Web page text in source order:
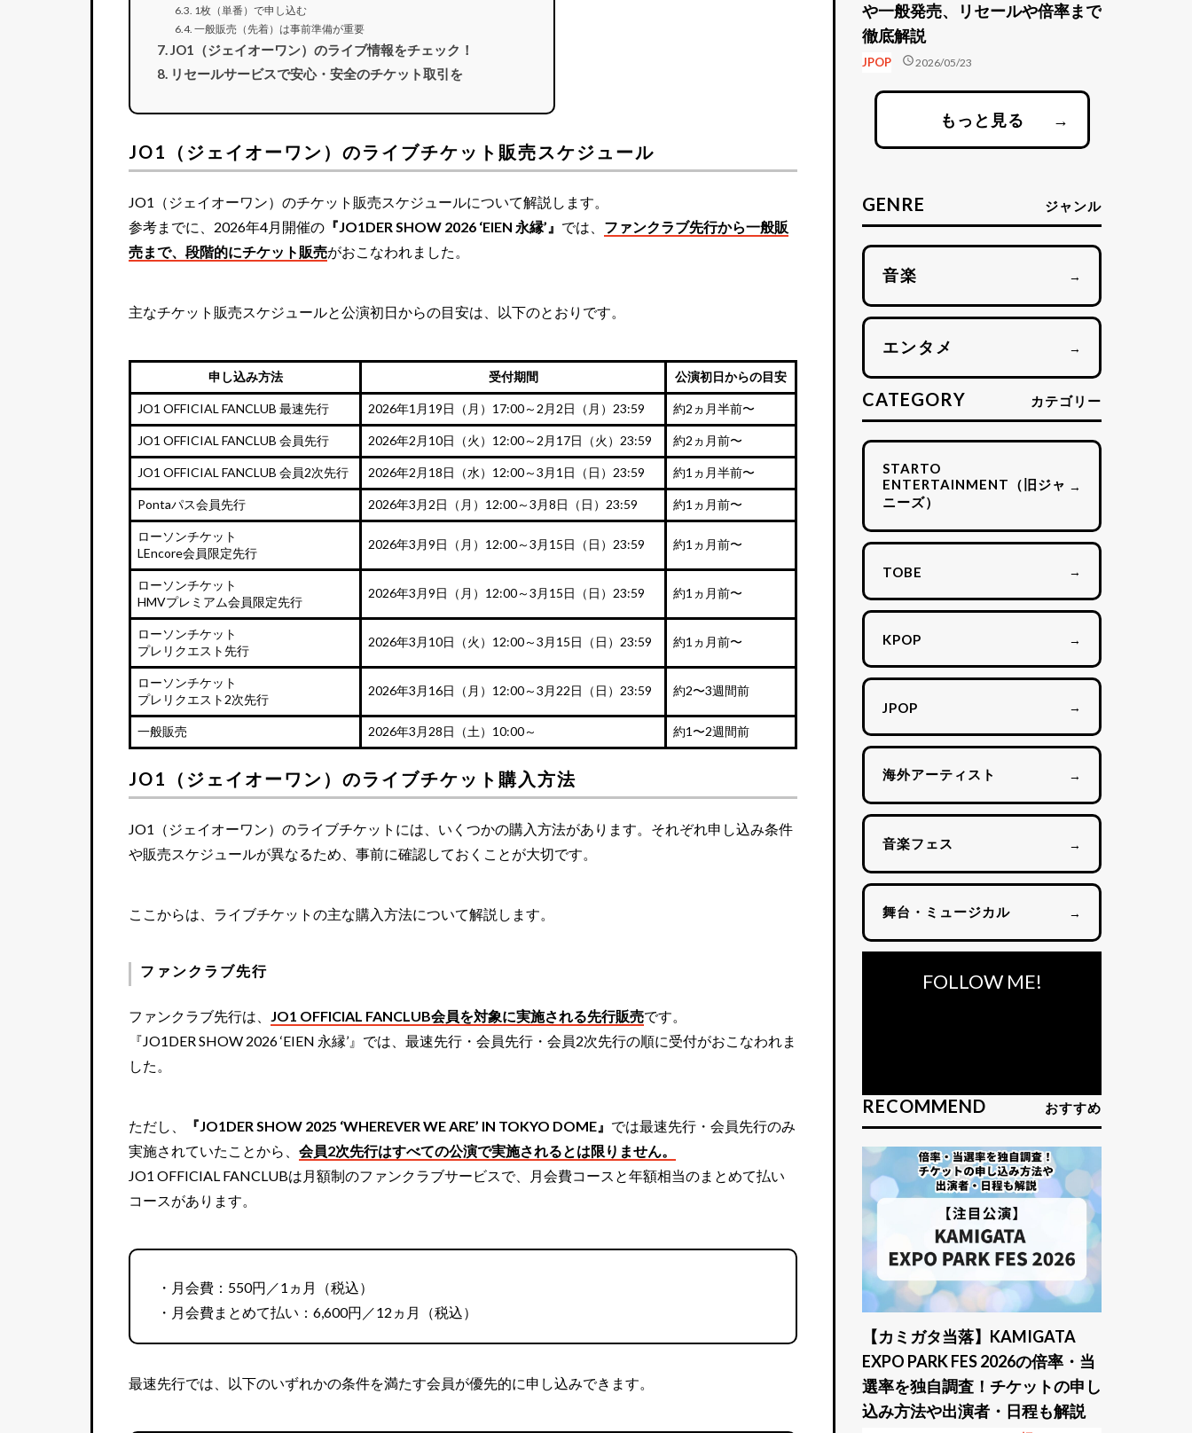
1枚（単番）で申し込む
一般販売（先着）は事前準備が重要
JO1（ジェイオーワン）のライブ情報をチェック！
リセールサービスで安心・安全のチケット取引を
JO1（ジェイオーワン）のライブチケット販売スケジュール
JO1（ジェイオーワン）のチケット販売スケジュールについて解説します。
参考までに、2026年4月開催の 『JO1DER SHOW 2026 ‘EIEN 永縁’』 では、 ファンクラブ先行から一般販
売まで、段階的にチケット販売がおこなわれました。
主なチケット販売スケジュールと公演初日からの目安は、以下のとおりです。
申し込み方法 受付期間 公演初日からの目安
JO1 OFFICIAL FANCLUB 最速先行 2026年1月19日（月）17:00～2月2日（月）23:59 約2ヵ月半前〜
JO1 OFFICIAL FANCLUB 会員先行 2026年2月10日（火）12:00～2月17日（火）23:59 約2ヵ月前〜
JO1 OFFICIAL FANCLUB 会員2次先行 2026年2月18日（水）12:00～3月1日（日）23:59 約1ヵ月半前〜
Pontaパス会員先行 2026年3月2日（月）12:00～3月8日（日）23:59 約1ヵ月前〜
ローソンチケット
LEncore会員限定先行
2026年3月9日（月）12:00～3月15日（日）23:59 約1ヵ月前〜
ローソンチケット
HMVプレミアム会員限定先行
2026年3月9日（月）12:00～3月15日（日）23:59 約1ヵ月前〜
ローソンチケット
プレリクエスト先行
2026年3月10日（火）12:00～3月15日（日）23:59 約1ヵ月前〜
ローソンチケット
プレリクエスト2次先行
2026年3月16日（月）12:00～3月22日（日）23:59 約2〜3週間前
一般販売 2026年3月28日（土）10:00～ 約1〜2週間前
JO1（ジェイオーワン）のライブチケット購入方法
JO1（ジェイオーワン）のライブチケットには、いくつかの購入方法があります。それぞれ申し込み条件
や販売スケジュールが異なるため、事前に確認しておくことが大切です。
ここからは、ライブチケットの主な購入方法について解説します。
ファンクラブ先行
ファンクラブ先行は、 JO1 OFFICIAL FANCLUB会員を対象に実施される先行販売です。
『JO1DER SHOW 2026 ‘EIEN 永縁’』では、最速先行・会員先行・会員2次先行の順に受付がおこなわれま
した。
ただし、 『JO1DER SHOW 2025 ‘WHEREVER WE ARE’ IN TOKYO DOME』 では最速先行・会員先行のみ
実施されていたことから、 会員2次先行はすべての公演で実施されるとは限りません。
JO1 OFFICIAL FANCLUBは月額制のファンクラブサービスで、月会費コースと年額相当のまとめて払い
コースがあります。
・月会費：550円／1ヵ月（税込）
・月会費まとめて払い：6,600円／12ヵ月（税込）
最速先行では、以下のいずれかの条件を満たす会員が優先的に申し込みできます。
や一般発売、リセールや倍率まで
徹底解説
JPOP schedule2026/05/23
もっと見る →
GENRE ジャンル
音楽 →
エンタメ →
CATEGORY カテゴリー
STARTO
ENTERTAINMENT（旧ジャ
ニーズ）
→
TOBE →
KPOP →
JPOP →
海外アーティスト →
音楽フェス →
舞台・ミュージカル →
FOLLOW ME!
RECOMMEND おすすめ
【カミガタ当落】KAMIGATA
EXPO PARK FES 2026の倍率・当
選率を独自調査！チケットの申し
込み方法や出演者・日程も解説